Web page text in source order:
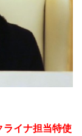
ライナ担当特使